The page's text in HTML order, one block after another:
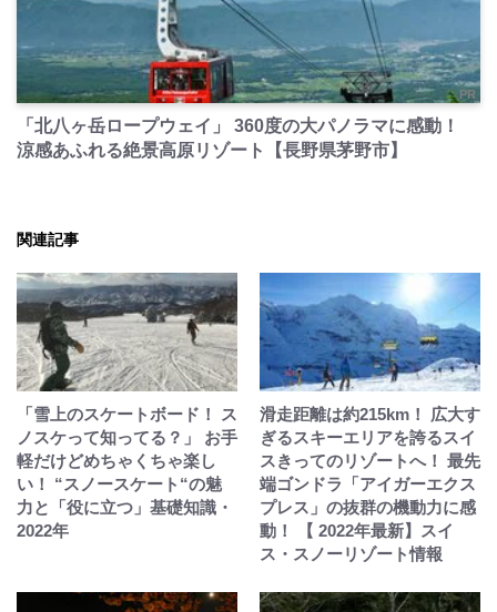
PR
「北八ヶ岳ロープウェイ」 360度の大パノラマに感動！
涼感あふれる絶景高原リゾート【長野県茅野市】
関連記事
「雪上のスケートボード！ ス
ノスケって知ってる？」 お手
軽だけどめちゃくちゃ楽し
い！ “スノースケート“の魅
力と「役に立つ」基礎知識・
2022年
滑走距離は約215km！ 広大す
ぎるスキーエリアを誇るスイ
スきってのリゾートへ！ 最先
端ゴンドラ「アイガーエクス
プレス」の抜群の機動力に感
動！ 【 2022年最新】スイ
ス・スノーリゾート情報